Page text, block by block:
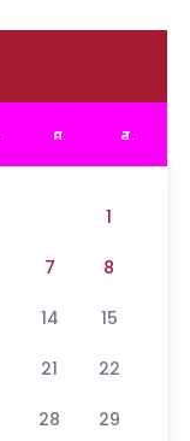
ศ. ส.
1
7 8
14 15
21 22
28 29